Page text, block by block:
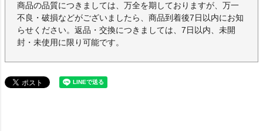
商品の品質につきましては、万全を期しておりますが、万一
不良・破損などがございましたら、商品到着後7日以内にお知
らせください。返品・交換につきましては、7日以内、未開
封・未使用に限り可能です。